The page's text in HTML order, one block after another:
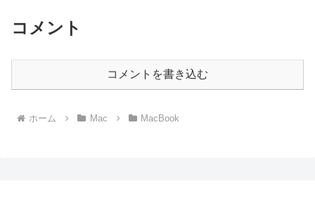
コメント
コメントを書き込む
ホーム Mac MacBook